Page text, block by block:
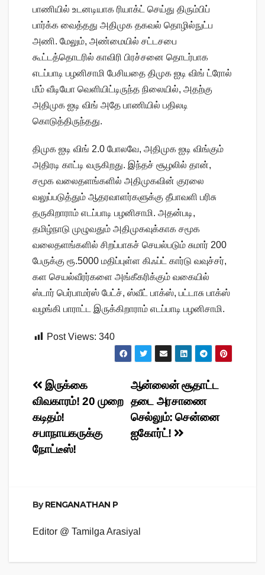
பாணியில் உடனடியாக ரியாக்ட் செய்து திரும்பிப்
பார்க்க வைத்தது அதிமுக தகவல் தொழில்நுட்ப
அணி. மேலும், அண்மையில் சட்டசபை
கூட்டத்தொடரில் காவிரி பிரச்சனை தொடர்பாக
எடப்பாடி பழனிசாமி பேசியதை திமுக ஐடி விங் ட்ரோல்
மீம் வீடியோ வெளியிட்டிருந்த நிலையில், அதற்கு
அதிமுக ஐடி விங் அதே பாணியில் பதிலடி
கொடுத்திருந்தது.
திமுக ஐடி விங் 2.0 போலவே, அதிமுக ஐடி விங்கும்
அதிரடி காட்டி வருகிறது. இந்தச் சூழலில் தான்,
சமூக வலைதளங்களில் அதிமுகவின் குரலை
வலுப்படுத்தும் ஆதரவாளர்களுக்கு தீபாவளி பரிசு
தருகிறாராம் எடப்பாடி பழனிசாமி. அதன்படி,
தமிழ்நாடு முழுவதும் அதிமுகவுக்காக சமூக
வலைதளங்களில் சிறப்பாகச் செயல்படும் சுமார் 200
பேருக்கு ரூ.5000 மதிப்புள்ள கிஃப்ட் கார்டு வவுச்சர்,
கள செயல்வீரர்களை அங்கீகரிக்கும் வகையில்
ஸ்டார் பெர்பாமர்ஸ் பேட்ச், ஸ்வீட் பாக்ஸ், பட்டாசு பாக்ஸ்
வழங்கி பாராட்ட இருக்கிறாராம் எடப்பாடி பழனிசாமி.
Post Views: 340
Post
navigation
ஆன்லைன் சூதாட்ட
தடை அரசாணை
செல்லும்: சென்னை
ஐகோர்ட்!
இருக்கை
விவகாரம்! 20 முறை
கடிதம்!
சபாநாயகருக்கு
நோட்டீஸ்!
ByRENGANATHAN P
Editor @ Tamilga Arasiyal